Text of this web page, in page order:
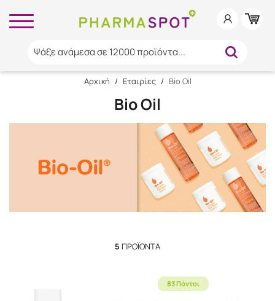
Ψάξε ανάμεσα σε 12000 προϊόντα...
Αρχική / Εταιρίες / Bio Oil
Bio Oil
5 ΠΡΟΪΌΝΤΑ
83 Πόντοι